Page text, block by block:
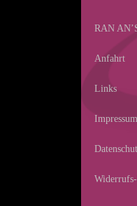
RAN
Anfahrt
Links
Impressum